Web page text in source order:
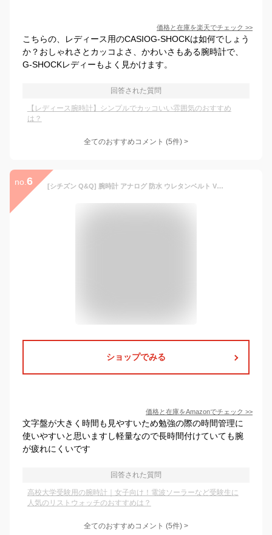
価格と在庫を楽天でチェック >>
こちらの、レディース用のCASIOG-SHOCKは如何でしょう
か？おしゃれさとカッコよさ、かわいさもある腕時計で、
G-SHOCKレディーもよく見かけます。
回答された質問
【レディース腕時計】シンプルでカッコいい雰囲気のおすすめ
は？
全てのおすすめコメント (5件) >
no. 6 [シチズン Q&Q] 腕時計 アナログ 防水 ウレタンベルト VS40-011 レディース ブルー
ショップでみる
価格と在庫をAmazonでチェック >>
文字盤が大きく時間も見やすいため勉強の際の時間管理に
使いやすいと思いますし軽量なので長時間付けていても腕
が疲れにくいです
回答された質問
高校大学受験用の腕時計｜女子向け！電波ソーラーなど受験生に
人気のリストウォッチのおすすめは？
全てのおすすめコメント (5件) >